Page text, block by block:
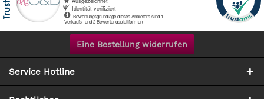
Eine Bestellung widerrufen
Service Hotline